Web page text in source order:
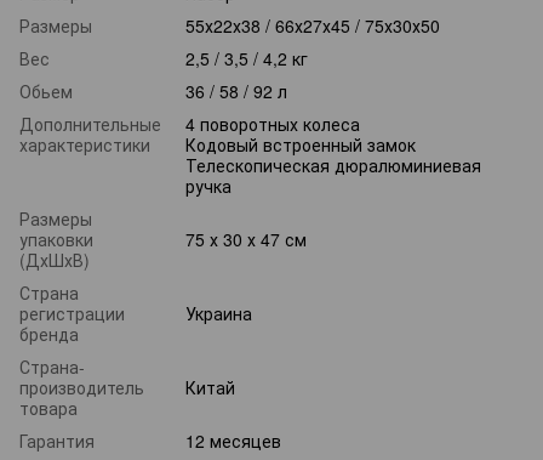
Размеры
55х22х38 / 66х27х45 / 75х30х50
Вес
2,5 / 3,5 / 4,2 кг
Обьем
36 / 58 / 92 л
Дополнительные
характеристики
4 поворотных колеса
Кодовый встроенный замок
Телескопическая дюралюминиевая
ручка
Размеры
упаковки
(ДхШхВ)
75 х 30 х 47 см
Страна
регистрации
бренда
Украина
Страна-
производитель
товара
Китай
Гарантия
12 месяцев